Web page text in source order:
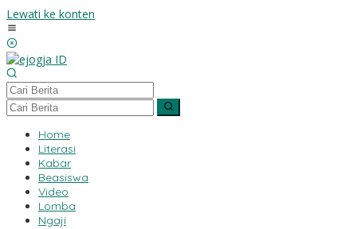
Lewati ke konten
Home
Literasi
Kabar
Beasiswa
Video
Lomba
Ngaji